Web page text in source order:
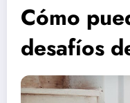
Cómo
desafíos